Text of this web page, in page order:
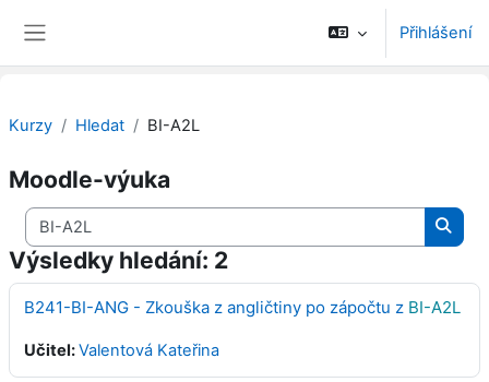
Přihlášení
Kurzy Hledat BI-A2L
Moodle-výuka
Vyhledat kurzy
Výsledky hledání: 2
B241-BI-ANG - Zkouška z angličtiny po zápočtu z BI-A2L
Učitel:Valentová Kateřina